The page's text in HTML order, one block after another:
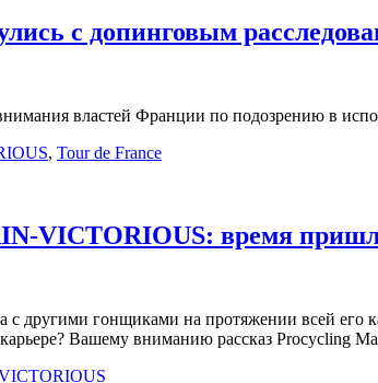
с допинговым
властей Франции по подозрению в
, Tour de France
VICTORIOUS: время
с другими гонщиками на протяжении всей
Вашему вниманию рассказ Procycling